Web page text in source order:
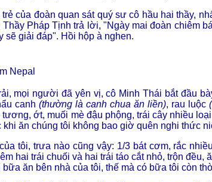
của đoàn quan sát quý sư cô hầu hai thầy,
Pháp Tịnh trả lời, "Ngày mai đoàn chiêm
sẽ giải đáp". Hồi hộp à nghen.
Nepal
mọi người đã yên vị, cô Minh Thái bắt đầu
canh (thường là canh chua ăn liền), rau luộc
ớt, muối mè đậu phộng, trái cây nhiều
ăn chúng tôi không bao giờ quên nghi thức
tôi, trưa nào cũng vậy: 1/3 bát cơm, rắc
hai trái chuối và hai trái táo cắt nhỏ, trộn
bữa ăn bên nhà của tôi, thế mà có bữa tôi còn